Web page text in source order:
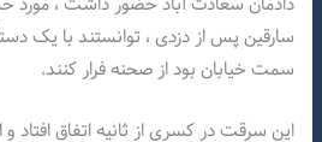
سارقین پس از دزدی ، توانستند با یک
سمت خیابان بود از صحنه فرار کنند.
این سرقت در کسری از ثانیه اتفاق افتاد